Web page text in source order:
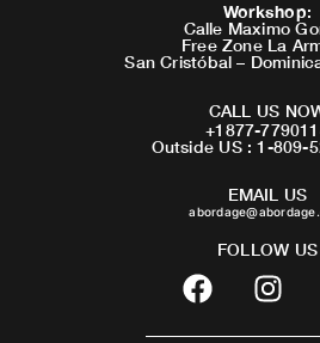
Workshop:
Calle Maximo
Free Zone La
San Cristóbal –
CALL US
+1877-
Outside US : 1-809-
EMAIL US
FOLLOW US
F
a
c
I
n
s